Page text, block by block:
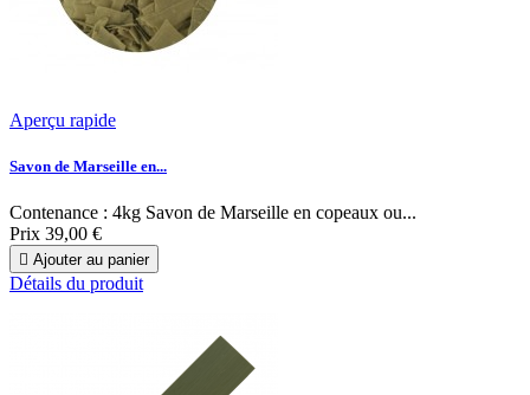
Aperçu rapide
Savon de Marseille en...
Contenance : 4kg Savon de Marseille en copeaux ou...
Prix 39,00 €
 Ajouter au panier
Détails du produit